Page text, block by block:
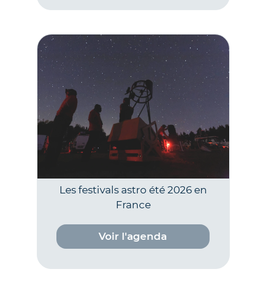
Les festivals astro été 2026 en
France
Voir l'agenda